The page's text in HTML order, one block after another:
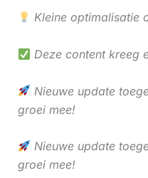
Kleine optimalisatie
Deze content kreeg
Nieuwe update
groei mee!
Nieuwe update
groei mee!